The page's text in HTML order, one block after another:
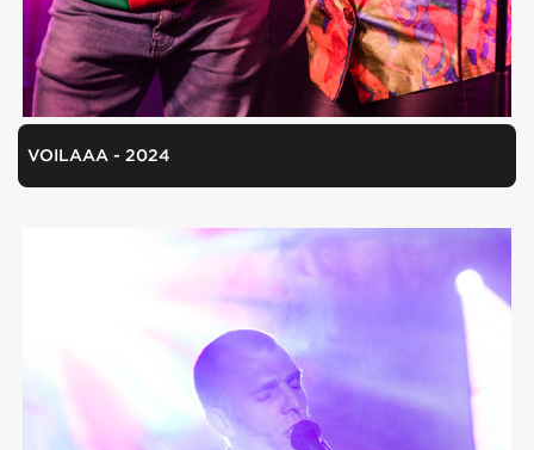
VOILAAA - 2024